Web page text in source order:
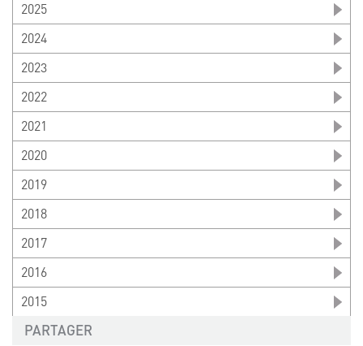
2025
2024
2023
2022
2021
2020
2019
2018
2017
2016
2015
PARTAGER